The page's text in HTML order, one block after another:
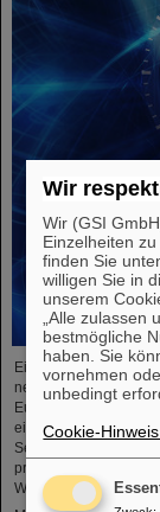
Einem
neuen Generation
European XFEL
einen wesentlich
Sekunde in 300
präziser als die
Wissenschaftler*innen
Wir
Wir (GSI
Einzelheiten
finden Sie
willigen Sie in
unserem
„Alle zulassen
bestmögliche
haben. Sie
vornehmen
unbedingt
Cookie-